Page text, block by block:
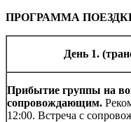
ПРОГРАММА
День 1.
Прибытие группы на
сопровождающим.
12:00. Встреча с